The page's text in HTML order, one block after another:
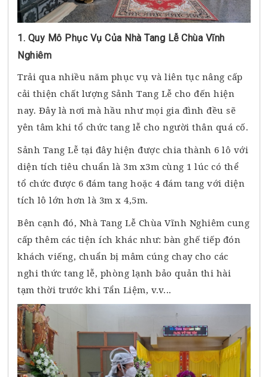
1. Quy Mô Phục Vụ Của Nhà Tang Lễ Chùa Vĩnh
Nghiêm
Trải qua nhiều năm phục vụ và liên tục nâng cấp
cải thiện chất lượng Sảnh Tang Lễ cho đến hiện
nay. Đây là nơi mà hầu như mọi gia đình đều sẽ
yên tâm khi tổ chức tang lễ cho người thân quá cố.
Sảnh Tang Lễ tại đây hiện được chia thành 6 lô với
diện tích tiêu chuẩn là 3m x3m cùng 1 lúc có thể
tổ chức được 6 đám tang hoặc 4 đám tang với diện
tích lô lớn hơn là 3m x 4,5m.
Bên cạnh đó, Nhà Tang Lễ Chùa Vĩnh Nghiêm cung
cấp thêm các tiện ích khác như: bàn ghế tiếp đón
khách viếng, chuẩn bị mâm cúng chay cho các
nghi thức tang lễ, phòng lạnh bảo quản thi hài
tạm thời trước khi Tẩn Liệm, v.v...